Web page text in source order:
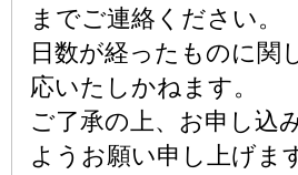
までご連絡ください。
日数が経ったものに関
応いたしかねます。
ご了承の上、お申し込
ようお願い申し上げま